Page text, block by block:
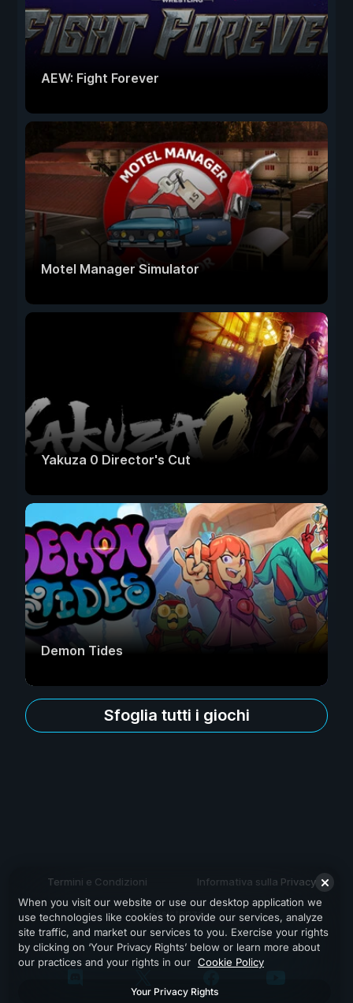
AEW: Fight Forever
Motel Manager Simulator
Yakuza 0 Director's Cut
Demon Tides
Sfoglia tutti i giochi
Termini e Condizioni Informativa sulla Privacy
Assistenza
When you visit our website or use our desktop application we
use technologies like cookies to provide our services, analyze
site traffic, and market our services to you. Exercise your rights
by clicking on ‘Your Privacy Rights’ below or learn more about
our practices and your rights in our Cookie Policy
Your Privacy Rights